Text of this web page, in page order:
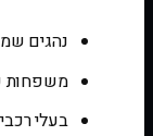
נהגים
משפחות
בעלי